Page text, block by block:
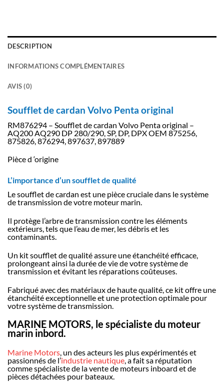
DESCRIPTION
INFORMATIONS COMPLÉMENTAIRES
AVIS (0)
Soufflet de cardan Volvo Penta original
RM876294 – Soufflet de cardan Volvo Penta original –
AQ200 AQ290 DP 280/290, SP, DP, DPX OEM 875256,
875826, 876294, 897637, 897889
Pièce d ‘origine
L’importance d’un soufflet de qualité
Le soufflet de cardan est une pièce cruciale dans le système
de transmission de votre moteur marin.
Il protège l’arbre de transmission contre les éléments
extérieurs, tels que l’eau de mer, les débris et les
contaminants.
Un kit soufflet de qualité assure une étanchéité efficace,
prolongeant ainsi la durée de vie de votre système de
transmission et évitant les réparations coûteuses.
Fabriqué avec des matériaux de haute qualité, ce kit offre une
étanchéité exceptionnelle et une protection optimale pour
votre système de transmission.
MARINE MOTORS, le spécialiste du moteur
marin inbord.
Marine Motors, un des acteurs les plus expérimentés et
passionnés de l’industrie nautique, a fait sa réputation
comme spécialiste de la vente de moteurs inboard et de
pièces détachées pour bateaux.